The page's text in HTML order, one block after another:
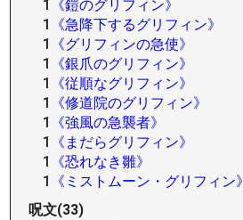
1
《鎧のグリフィン》
1
《急降下するグリフィン》
1
《グリフィンの急使》
1
《銀爪のグリフィン》
1
《従順なグリフィン》
1
《修道院のグリフィン》
1
《強風の急襲者》
1
《まだらグリフィン》
1
《恐れなき雛》
1
《ミストムーン・グリフィン》
呪文(33)